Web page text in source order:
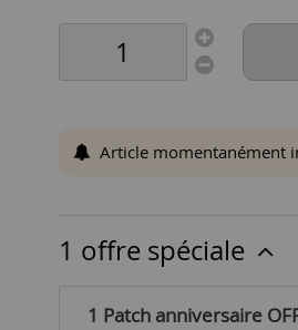
Article momentanément
1 offre spéciale
1 Patch anniversaire